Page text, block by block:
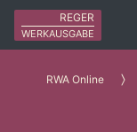
REGER
WERKAUSGABE
RWA Online